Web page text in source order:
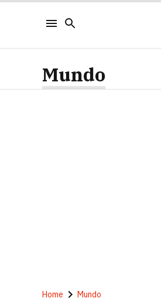
Mundo
Home Mundo